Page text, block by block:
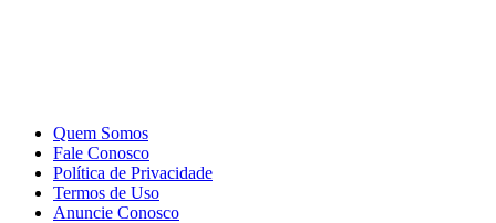
Quem Somos
Fale Conosco
Política de Privacidade
Termos de Uso
Anuncie Conosco